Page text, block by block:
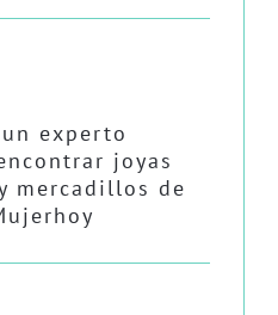
experto
joyas
mercadillos de